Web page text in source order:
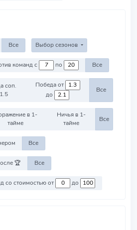
Все Выбор сезонов
Против команд с по Все
соп.
Победа от
до
Все
в 1-
тайме
Ничья в 1-
тайме
Все
Все
🏆 Все
Против команд со стоимостью от до